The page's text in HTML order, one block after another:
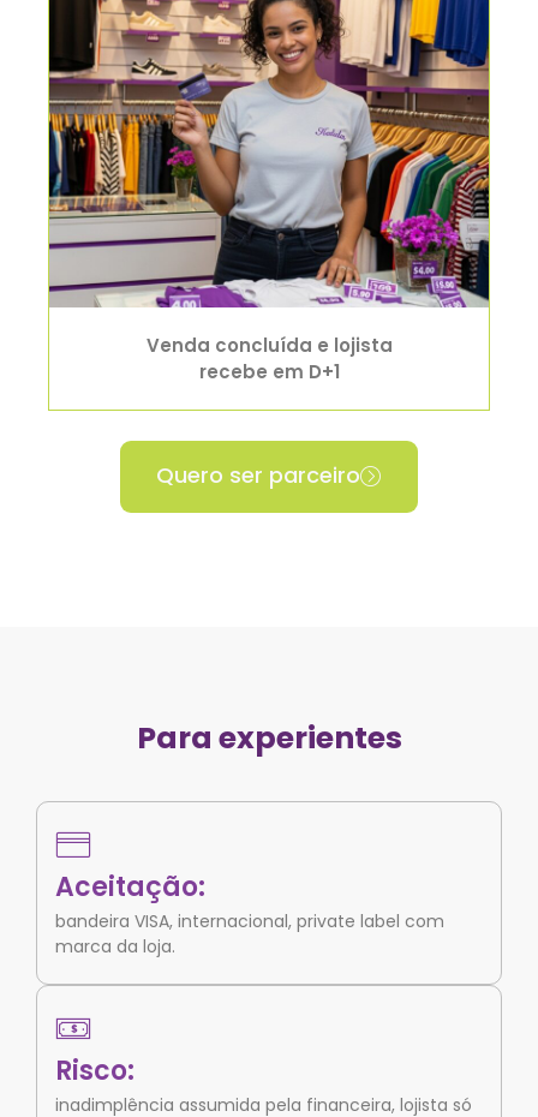
Venda concluída e lojista
recebe em D+1
Quero ser parceiro
Para experientes
Aceitação:
bandeira VISA, internacional, private label com
marca da loja.
Risco:
inadimplência assumida pela financeira, lojista só